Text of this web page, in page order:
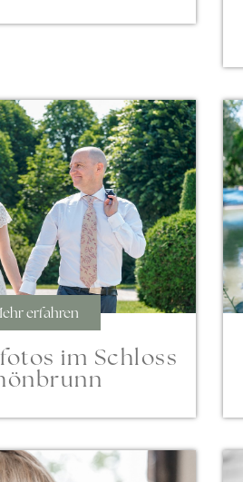
erfahren
im Schloss